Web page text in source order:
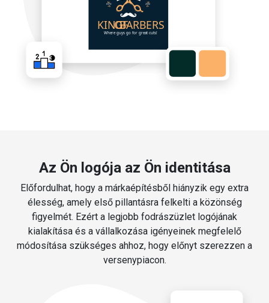
Az Ön logója az Ön identitása
Előfordulhat, hogy a márkaépítésből hiányzik egy extra
élesség, amely első pillantásra felkelti a közönség
figyelmét. Ezért a legjobb fodrászüzlet logójának
kialakítása és a vállalkozása igényeinek megfelelő
módosítása szükséges ahhoz, hogy előnyt szerezzen a
versenypiacon.